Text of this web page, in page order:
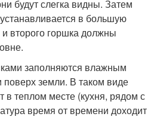
будут слегка видны. Затем
в большую
второго горшка должны
заполняются влажным
земли. В таком виде
в теплом месте (кухня, рядом с
время от времени доходит